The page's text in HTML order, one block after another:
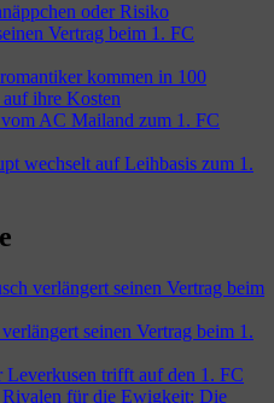
oder Risiko
Vertrag beim 1. FC
kommen in 100
ihre Kosten
AC Mailand zum 1. FC
wechselt auf Leihbasis zum 1.
verlängert seinen Vertrag beim
seinen Vertrag beim 1.
trifft auf den 1. FC
Rivalen für die Ewigkeit: Die